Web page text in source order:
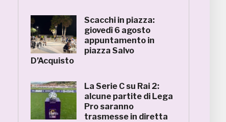
Scacchi in piazza:
giovedì 6 agosto
appuntamento in
piazza Salvo
D’Acquisto
La Serie C su Rai 2:
alcune partite di Lega
Pro saranno
trasmesse in diretta